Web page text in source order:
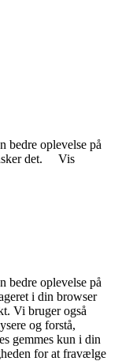
bedre oplevelse på
det.
Vis
bedre oplevelse på
i din browser
Vi bruger også
og forstå,
gemmes kun i din
for at fravælge